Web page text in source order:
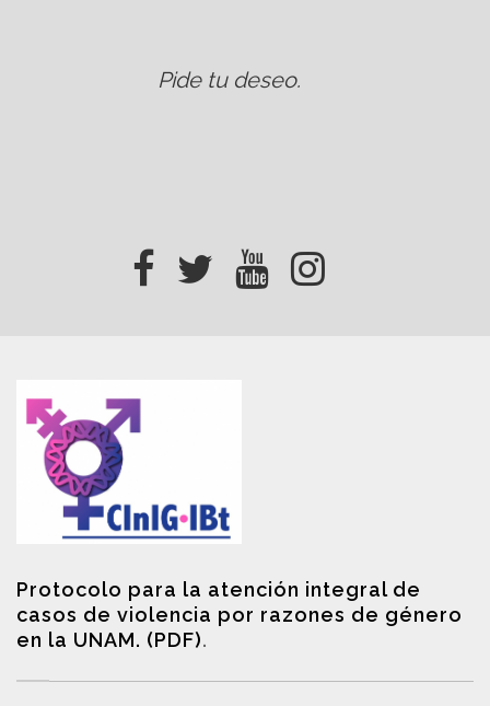
Pide tu deseo.
Protocolo para la atención integral de
casos de violencia por razones de género
en la UNAM. (PDF).